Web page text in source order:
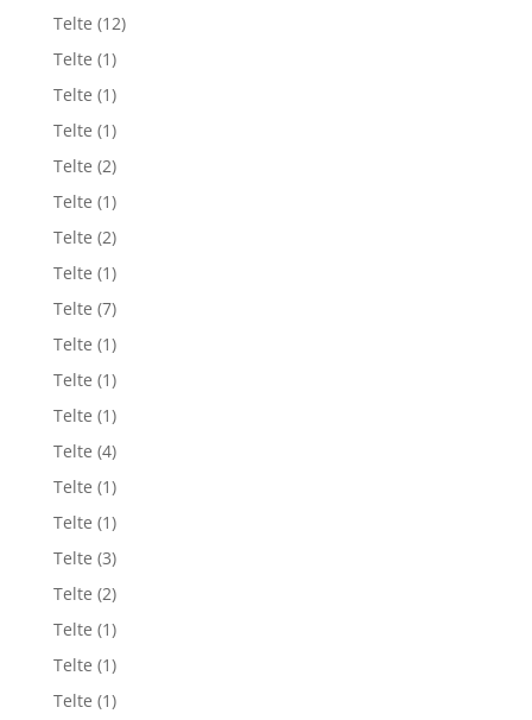
Telte (12)
Telte (1)
Telte (1)
Telte (1)
Telte (2)
Telte (1)
Telte (2)
Telte (1)
Telte (7)
Telte (1)
Telte (1)
Telte (1)
Telte (4)
Telte (1)
Telte (1)
Telte (3)
Telte (2)
Telte (1)
Telte (1)
Telte (1)